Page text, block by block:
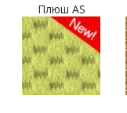
Плюш AS